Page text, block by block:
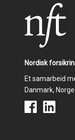
Nordisk
Et samarbeid
Danmark,